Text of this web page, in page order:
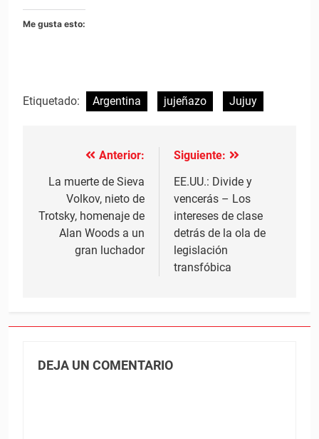
Me gusta esto:
Etiquetado: Argentina jujeñazo Jujuy
Navegación
de
entradas
Anterior:
La muerte de Sieva
Volkov, nieto de
Trotsky, homenaje de
Alan Woods a un
gran luchador
Siguiente:
EE.UU.: Divide y
vencerás – Los
intereses de clase
detrás de la ola de
legislación
transfóbica
DEJA UN COMENTARIO